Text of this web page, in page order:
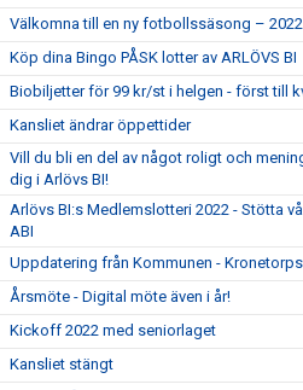
Välkomna till en ny fotbollssäsong – 2022
Köp dina Bingo PÅSK lotter av ARLÖVS BI
Biobiljetter för 99 kr/st i helgen - först till
Kansliet ändrar öppettider
Vill du bli en del av något roligt och
dig i Arlövs BI!
Arlövs BI:s Medlemslotteri 2022 - Stötta
ABI
Uppdatering från Kommunen -
Årsmöte - Digital möte även i år!
Kickoff 2022 med seniorlaget
Kansliet stängt